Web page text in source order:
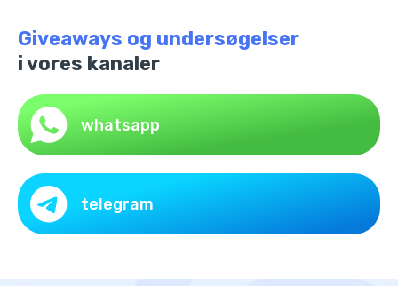
Giveaways og undersøgelser
i vores kanaler
whatsapp
telegram